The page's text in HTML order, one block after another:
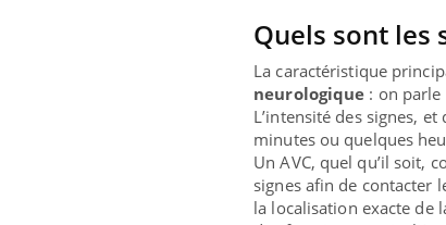
Quels sont les
La caractéristique
neurologique : on parle
L’intensité des signes,
minutes ou quelques
Un AVC, quel qu’il soit,
signes afin de contacter
la localisation exacte de